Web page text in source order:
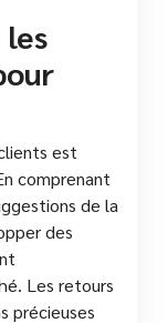
est
comprenant
de la
des
Les retours
précieuses